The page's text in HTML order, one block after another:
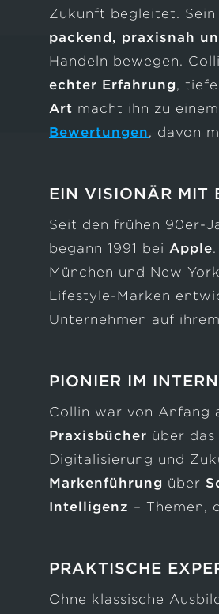
Zukunft begleitet.
packend, praxisnah
Handeln bewegen.
echter Erfahrung,
Art macht ihn zu
Bewertungen, davon
EIN VISIONÄR MIT
Seit den frühen 90er-
begann 1991 bei Apple
München und New
Lifestyle-Marken
Unternehmen auf
PIONIER IM
Collin war von Anfang
Praxisbücher über das
Digitalisierung und
Markenführung über
Intelligenz – Themen,
PRAKTISCHE
Ohne klassische